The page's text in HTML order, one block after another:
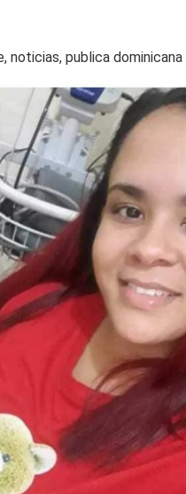
noticias, publica dominicana